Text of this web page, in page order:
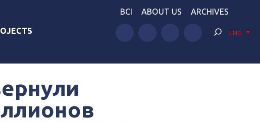
BCI ABOUT US ARCHIVES
ENG